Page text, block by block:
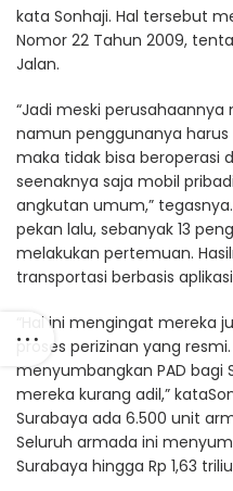
kata Sonhaji. Hal tersebut
Nomor 22 Tahun 2009,
Jalan.
“Jadi meski
namun penggunanya
maka tidak bisa beroperasi
seenaknya saja mobil
angkutan umum,”
pekan lalu, sebanyak 13
melakukan pertemuan.
transportasi berbasis
“Hal ini mengingat mereka
proses perizinan yang
menyumbangkan PAD bagi
mereka kurang adil,”
Surabaya ada 6.500 unit
Seluruh armada ini
Surabaya hingga Rp 1,63